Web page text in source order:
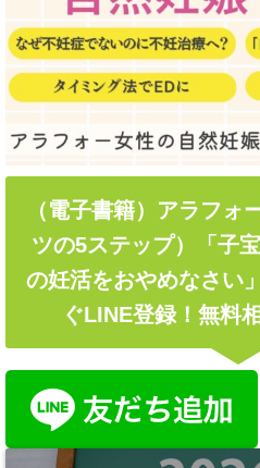
（電子書籍）アラフォ
ツの5ステップ）「子
の妊活をおやめなさい
ぐLINE登録！無料